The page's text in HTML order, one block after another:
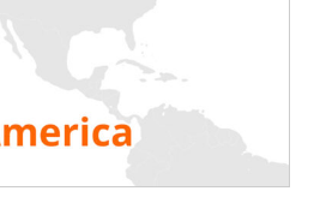
: Rentaload est une
rapide qui se
sur le segment
Notre [...]